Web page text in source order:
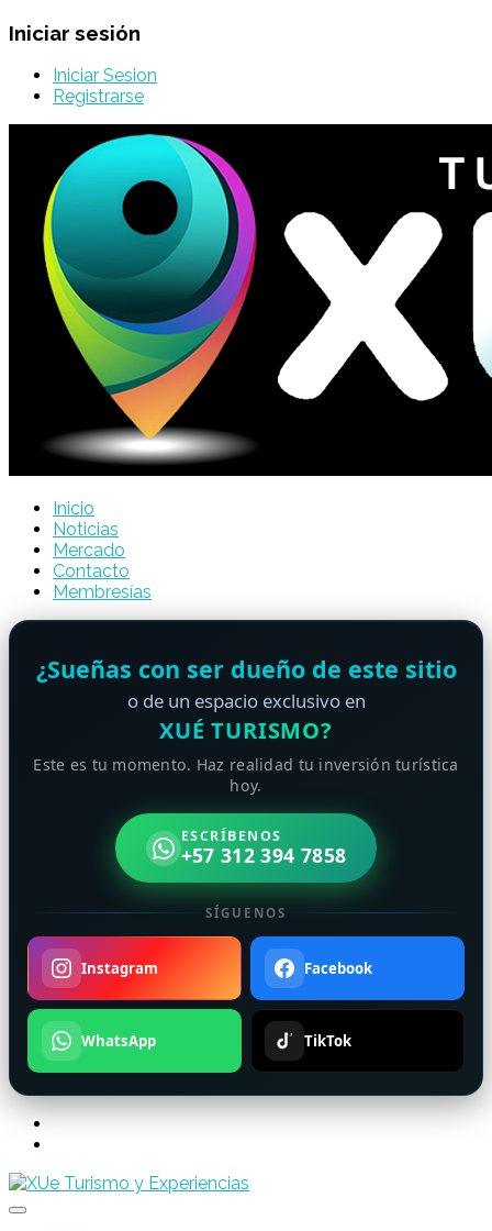
Iniciar sesión
Iniciar Sesion
Registrarse
Inicio
Noticias
Mercado
Contacto
Membresías
¿Sueñas con ser dueño de este sitio
o de un espacio exclusivo en
XUÉ TURISMO?
Este es tu momento. Haz realidad tu inversión turística
hoy.
ESCRÍBENOS
+57 312 394 7858
SÍGUENOS
Instagram Facebook
WhatsApp TikTok